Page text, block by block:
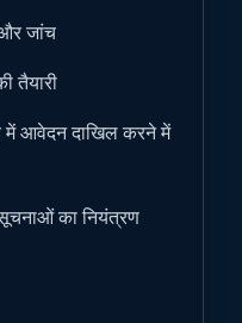
जांच
तैयारी
में आवेदन दाखिल करने में
का नियंत्रण